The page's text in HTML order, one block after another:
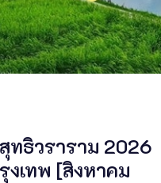
ทธิวราราม 2026
งเทพ [สิงหาคม